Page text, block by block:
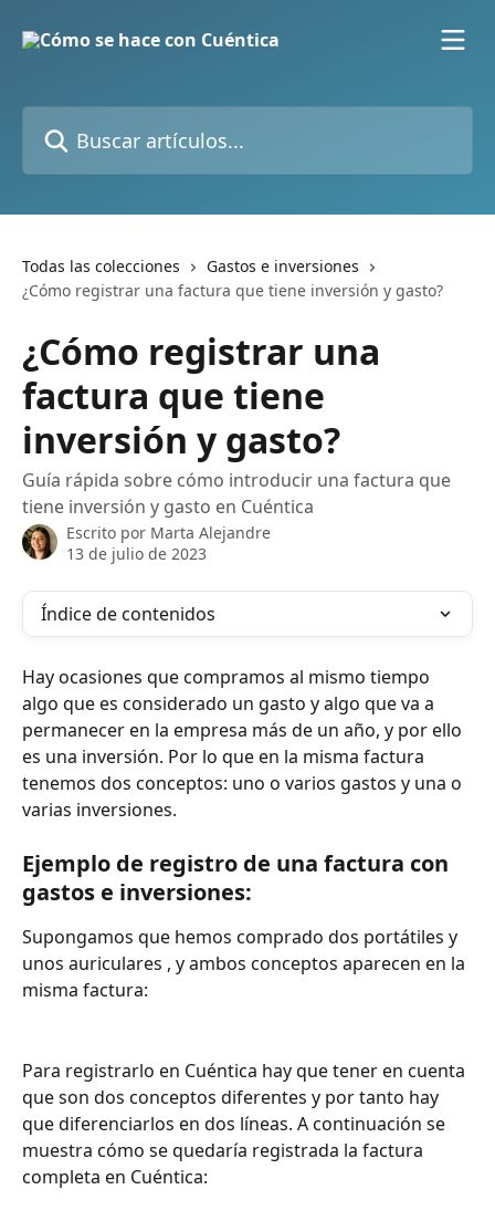
Todas las colecciones
Gastos e inversiones
¿Cómo registrar una factura que tiene inversión y gasto?
¿Cómo registrar una
factura que tiene
inversión y gasto?
Guía rápida sobre cómo introducir una factura que
tiene inversión y gasto en Cuéntica
Escrito por Marta Alejandre
13 de julio de 2023
Índice de contenidos
Hay ocasiones que compramos al mismo tiempo
algo que es considerado un gasto y algo que va a
permanecer en la empresa más de un año, y por ello
es una inversión. Por lo que en la misma factura
tenemos dos conceptos: uno o varios gastos y una o
varias inversiones.
Ejemplo de registro de una factura con
gastos e inversiones:
Supongamos que hemos comprado dos portátiles y
unos auriculares , y ambos conceptos aparecen en la
misma factura:
Para registrarlo en Cuéntica hay que tener en cuenta
que son dos conceptos diferentes y por tanto hay
que diferenciarlos en dos líneas. A continuación se
muestra cómo se quedaría registrada la factura
completa en Cuéntica: